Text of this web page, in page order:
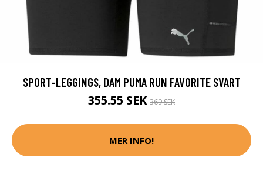
SPORT-LEGGINGS, DAM PUMA RUN FAVORITE SVART
355.55 SEK 369 SEK
MER INFO!